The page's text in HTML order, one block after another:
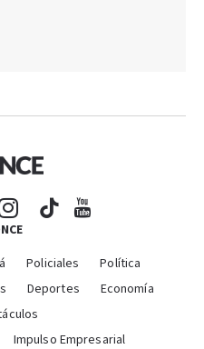
Policiales
Política
Deportes
Economía
Impulso Empresarial